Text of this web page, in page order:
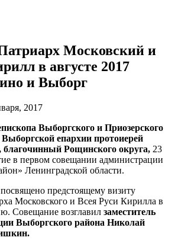
Московский и
в августе 2017
и Выборг
2017
Выборгского и Приозерского
епархии протоиерей
благочинный Рощинского округа, 23
в первом совещании администрации
Ленинградской области.
предстоящему визиту
Московского и Всея Руси Кирилла в
Совещание возглавил заместитель
Выборгского района Николай